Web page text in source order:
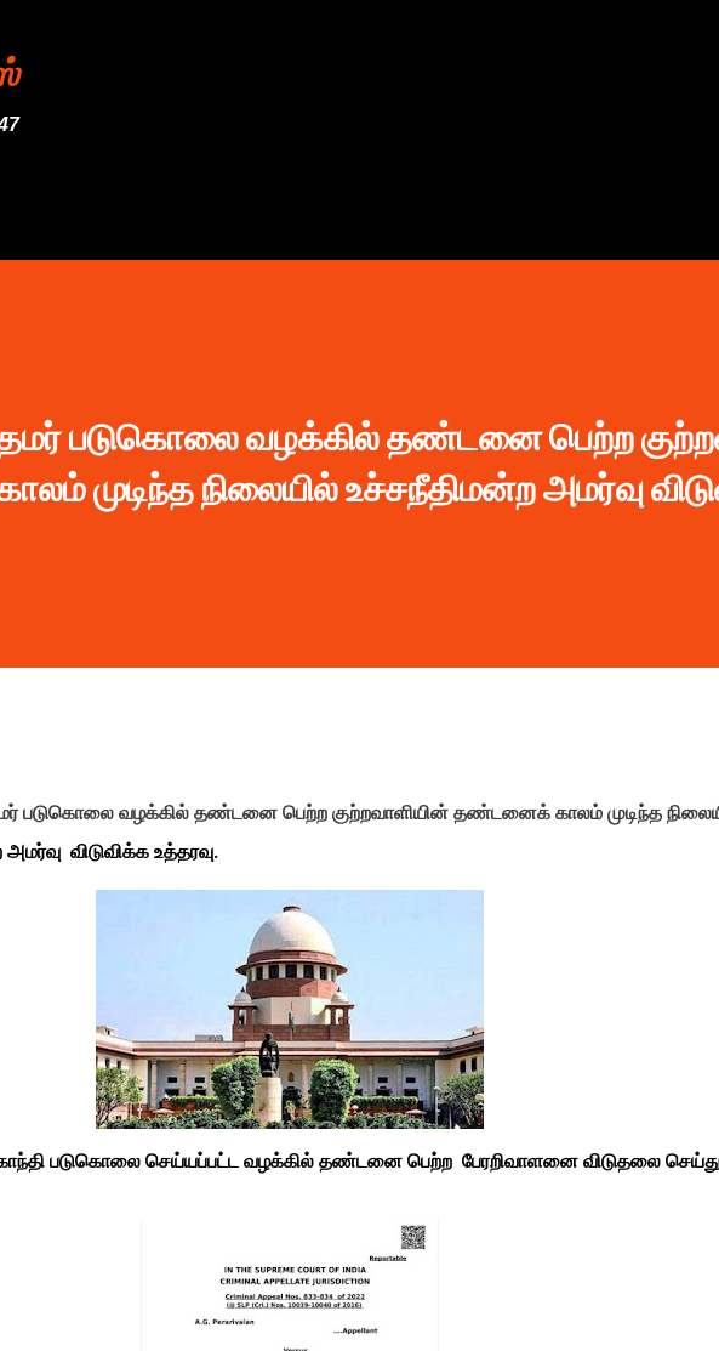
படுகொலை வழக்கில் தண்டனை பெற்ற
முடிந்த நிலையில் உச்சநீதிமன்ற அமர்வு
படுகொலை வழக்கில் தண்டனை பெற்ற குற்றவாளியின் தண்டனைக் காலம் முடிந்த
விடுவிக்க உத்தரவு.
படுகொலை செய்யப்பட்ட வழக்கில் தண்டனை பெற்ற பேரறிவாளனை விடுதலை